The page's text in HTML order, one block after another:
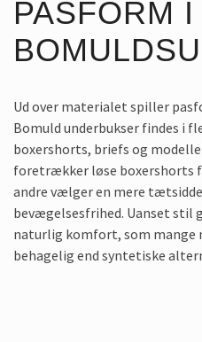
PASFORM I
Ud over materialet spiller
Bomuld underbukser findes i
boxershorts, briefs og
foretrækker løse boxershorts
andre vælger en mere
bevægelsesfrihed. Uanset stil
naturlig komfort, som mange
behagelig end syntetiske